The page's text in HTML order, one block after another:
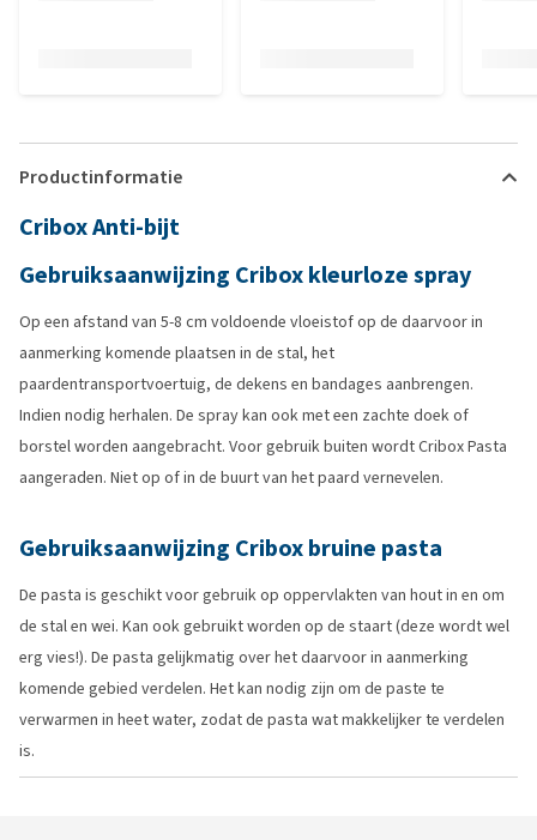
Productinformatie
Cribox Anti-bijt
Gebruiksaanwijzing Cribox kleurloze spray
Op een afstand van 5-8 cm voldoende vloeistof op de daarvoor in
aanmerking komende plaatsen in de stal, het
paardentransportvoertuig, de dekens en bandages aanbrengen.
Indien nodig herhalen. De spray kan ook met een zachte doek of
borstel worden aangebracht. Voor gebruik buiten wordt Cribox Pasta
aangeraden. Niet op of in de buurt van het paard vernevelen.
Gebruiksaanwijzing Cribox bruine pasta
De pasta is geschikt voor gebruik op oppervlakten van hout in en om
de stal en wei. Kan ook gebruikt worden op de staart (deze wordt wel
erg vies!). De pasta gelijkmatig over het daarvoor in aanmerking
komende gebied verdelen. Het kan nodig zijn om de paste te
verwarmen in heet water, zodat de pasta wat makkelijker te verdelen
is.